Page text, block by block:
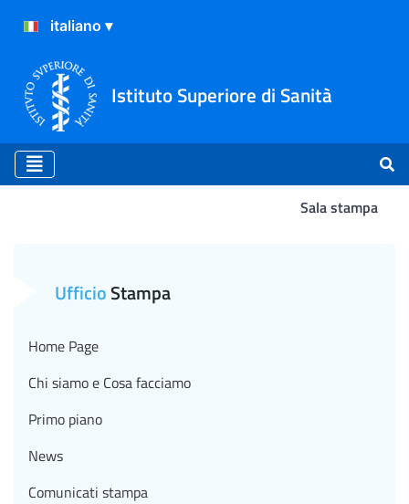
Istituto Superiore di Sanità
Sala stampa
UfficioStampa
Home Page
Chi siamo e Cosa facciamo
Primo piano
News
Comunicati stampa